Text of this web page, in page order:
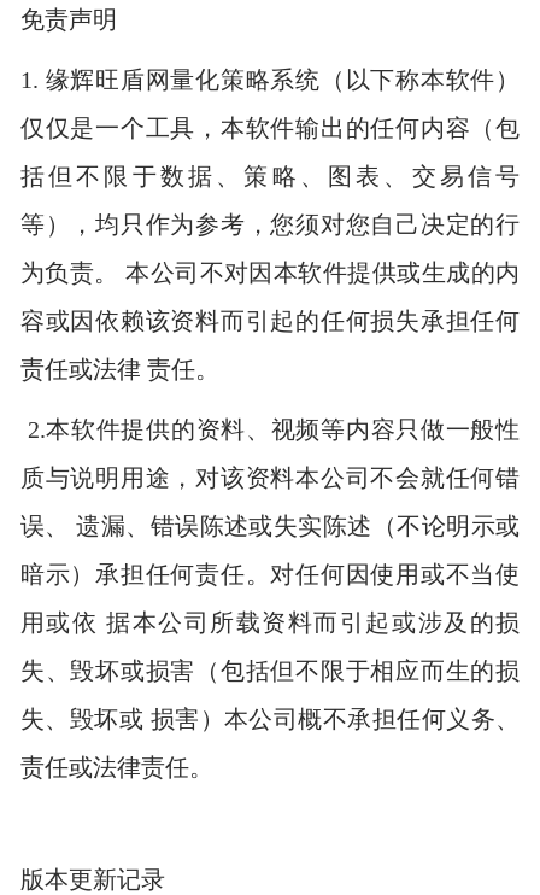
免责声明
1. 缘辉旺盾网量化策略系统（以下称本软件）
仅仅是一个工具，本软件输出的任何内容（包
括但不限于数据、策略、图表、交易信号
等），均只作为参考，您须对您自己决定的行
为负责。 本公司不对因本软件提供或生成的内
容或因依赖该资料而引起的任何损失承担任何
责任或法律 责任。
2.本软件提供的资料、视频等内容只做一般性
质与说明用途，对该资料本公司不会就任何错
误、 遗漏、错误陈述或失实陈述（不论明示或
暗示）承担任何责任。对任何因使用或不当使
用或依 据本公司所载资料而引起或涉及的损
失、毁坏或损害（包括但不限于相应而生的损
失、毁坏或 损害）本公司概不承担任何义务、
责任或法律责任。
版本更新记录